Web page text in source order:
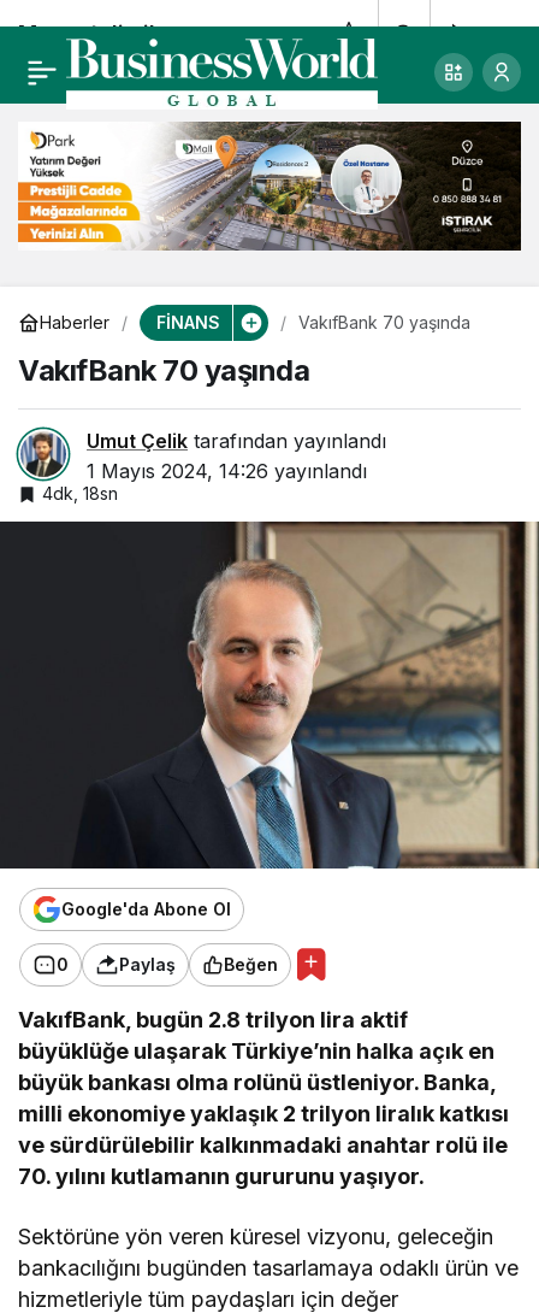
Haberler FİNANS VakıfBank 70 yaşında
VakıfBank 70 yaşında
Umut Çelik tarafından yayınlandı
1 Mayıs 2024, 14:26 yayınlandı
4dk, 18sn
Google'da Abone Ol
0 Paylaş Beğen
VakıfBank, bugün 2.8 trilyon lira aktif
büyüklüğe ulaşarak Türkiye’nin halka açık en
büyük bankası olma rolünü üstleniyor. Banka,
milli ekonomiye yaklaşık 2 trilyon liralık katkısı
ve sürdürülebilir kalkınmadaki anahtar rolü ile
70. yılını kutlamanın gururunu yaşıyor.
Sektörüne yön veren küresel vizyonu, geleceğin
bankacılığını bugünden tasarlamaya odaklı ürün ve
hizmetleriyle tüm paydaşları için değer
Moneytolia ile
ücretsiz uluslararası
para transferi
0 Paylaş